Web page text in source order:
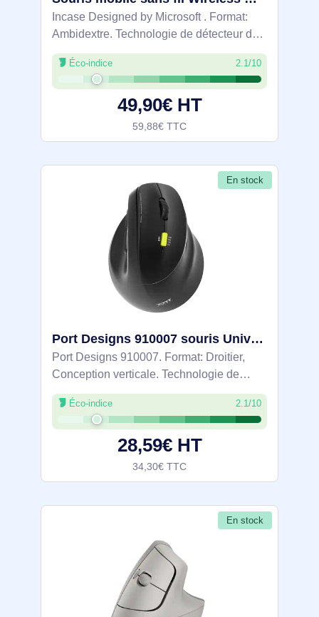
Incase Designed by Microsoft . Format:
Ambidextre. Technologie de détecteur de
mouvement: Optique, Interface de
l'appareil: RF sans fil, Type de boutons:
Boutons poussoirs, Quantité de boutons
Éco-indice 2.1/10
49,90€ HT
59,88€ TTC
En stock
Port Designs 910007 souris Universel Droitier RF sans fil + Bluetooth Optique 2400 DPI
Port Designs 910007. Format: Droitier,
Conception verticale. Technologie de
détecteur de mouvement: Optique,
Interface de l'appareil: RF sans fil +
Bluetooth, Résolution en mouvement:
2400 DPI, Type
Éco-indice 2.1/10
28,59€ HT
34,30€ TTC
En stock